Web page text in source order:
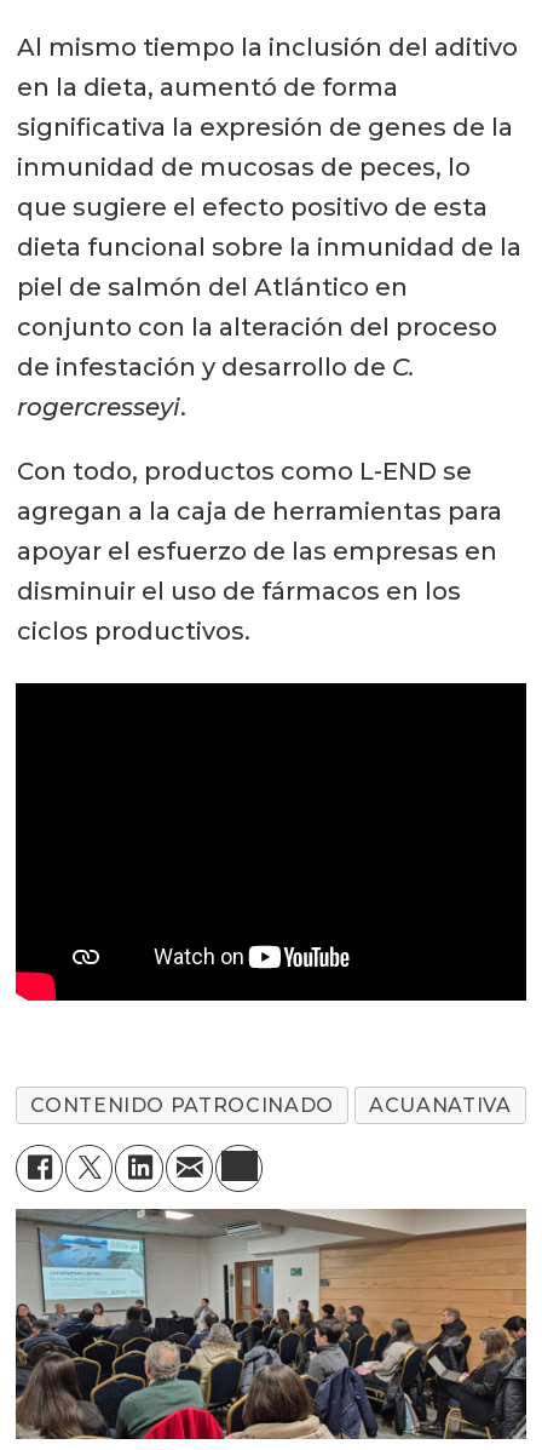
Al mismo tiempo la inclusión del aditivo
en la dieta, aumentó de forma
significativa la expresión de genes de la
inmunidad de mucosas de peces, lo
que sugiere el efecto positivo de esta
dieta funcional sobre la inmunidad de la
piel de salmón del Atlántico en
conjunto con la alteración del proceso
de infestación y desarrollo de C.
rogercresseyi.
Con todo, productos como L-END se
agregan a la caja de herramientas para
apoyar el esfuerzo de las empresas en
disminuir el uso de fármacos en los
ciclos productivos.
CONTENIDO PATROCINADO ACUANATIVA